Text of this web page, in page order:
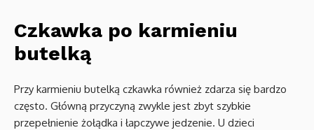
Czkawka po karmieniu
butelką
Przy karmieniu butelką czkawka również zdarza się bardzo
często. Główną przyczyną zwykle jest zbyt szybkie
przepełnienie żołądka i łapczywe jedzenie. U dzieci